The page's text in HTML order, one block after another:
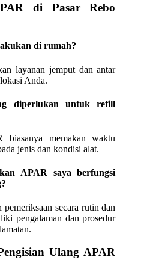
di Pasar Rebo
di rumah?
layanan jemput dan antar
Anda.
diperlukan untuk refill
biasanya memakan waktu
jenis dan kondisi alat.
APAR saya berfungsi
secara rutin dan
pengalaman dan prosedur
Ulang APAR